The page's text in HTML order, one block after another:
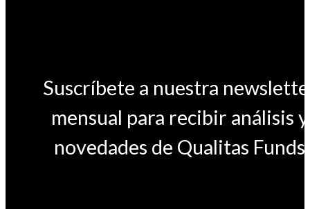
Suscríbete a nuestra
mensual para recibir análisis y
novedades de Qualitas Funds